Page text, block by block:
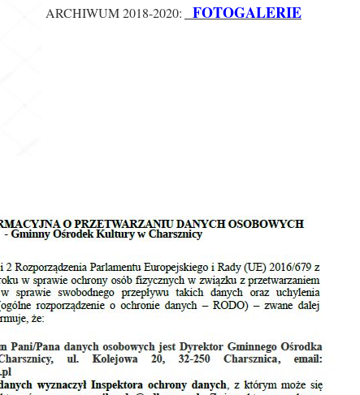
ARCHIWUM 2018-2020: FOTOGALERIE